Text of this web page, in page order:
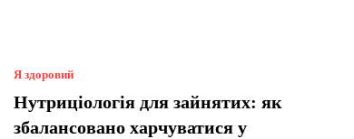
Я здоровий
Нутриціологія для зайнятих: як
збалансовано харчуватися у